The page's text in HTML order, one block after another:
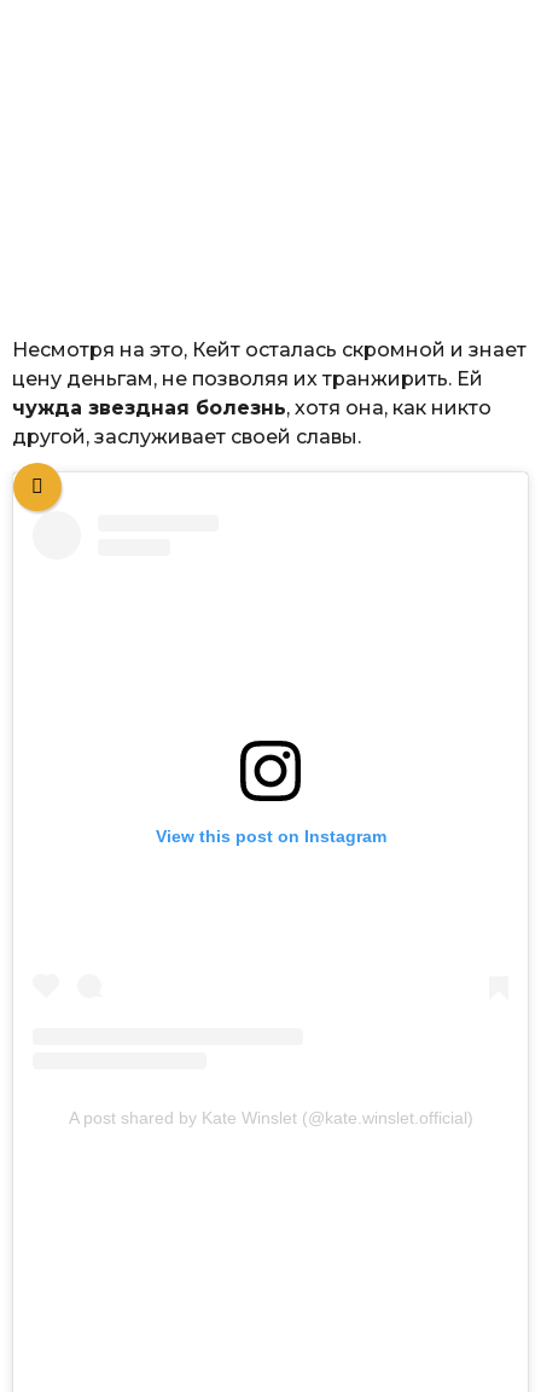
Несмотря на это, Кейт осталась скромной и знает
цену деньгам, не позволяя их транжирить. Ей
чужда звездная болезнь, хотя она, как никто
другой, заслуживает своей славы.
View this post on Instagram
A post shared by Kate Winslet (@kate.winslet.official)